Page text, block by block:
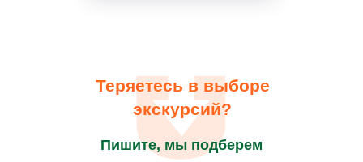
Теряетесь в выборе
экскурсий?
Пишите, мы подберем